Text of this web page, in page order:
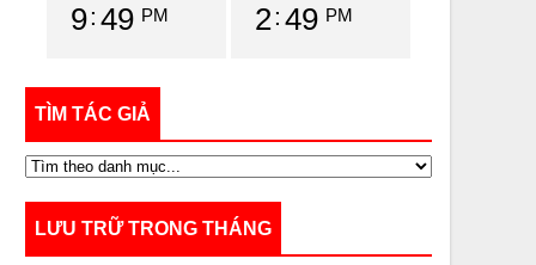
9 50 PM 2 50 PM
TÌM TÁC GIẢ
LƯU TRỮ TRONG THÁNG